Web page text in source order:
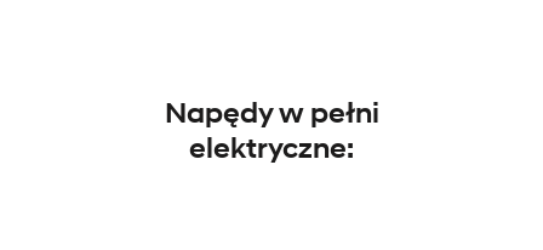
Napędy w pełni
elektryczne: